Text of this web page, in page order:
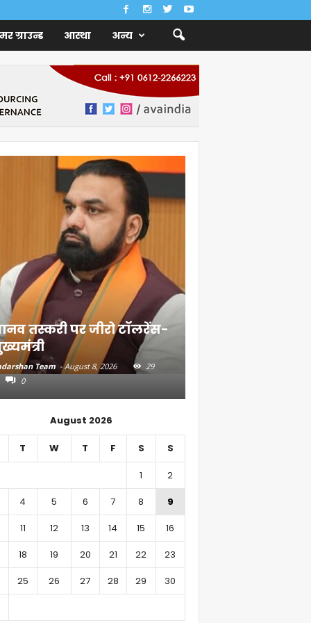
ग्राउन्ड आस्था अन्य
तस्करी पर जीरो टॉलरेंस-
Team - August 8, 2026
29
0
August 2026
T W T F S S
1
2
4 5 6 7 8
9
11 12 13 14 15
16
18 19 20 21 22
23
25 26 27 28 29
30